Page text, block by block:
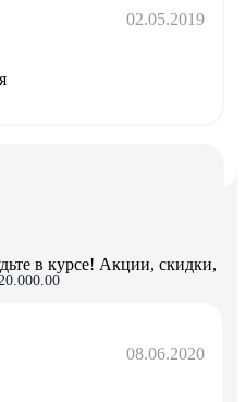
02.05.2019
08.06.2020
в курсе! Акции, скидки,